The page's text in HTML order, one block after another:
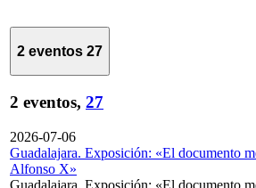
2 eventos 27
2 eventos, 27
2026-07-06
Guadalajara. Exposición: «El documento
Alfonso X»
Guadalajara. Exposición: «El documento